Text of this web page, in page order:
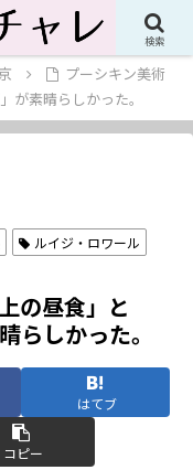
後の悪あがきブログ
プーシキン美術
が素晴らしかった。
ルイジ・ロワール
の昼食」と
らしかった。
はてブ
コピー
検索